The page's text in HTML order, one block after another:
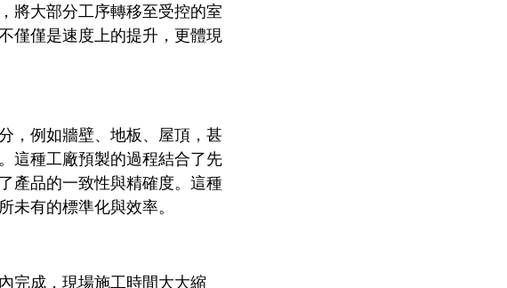
將大部分工序轉移至受控的室
僅僅是速度上的提升，更體現
，例如牆壁、地板、屋頂，甚
這種工廠預製的過程結合了先
產品的一致性與精確度。這種
有的標準化與效率。
完成，現場施工時間大大縮